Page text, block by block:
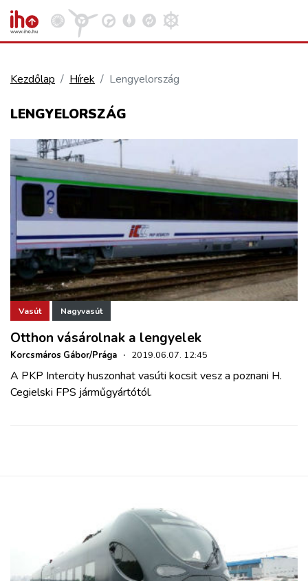
KÖZÚT
REPÜLÉS
KÖZLEKEDÉSFEJLESZTÉS
ELLÁTÁSI LÁNC
ZÖLDÚT
HAJÓZÁS
BLOG
REGISZTRÁCIÓ
Kezdőlap Hírek Lengyelország
LENGYELORSZÁG
Vasút Nagyvasút
Otthon vásárolnak a lengyelek
Korcsmáros Gábor/Prága · 2019.06.07. 12:45
A PKP Intercity huszonhat vasúti kocsit vesz a poznani H.
Cegielski FPS járműgyártótól.